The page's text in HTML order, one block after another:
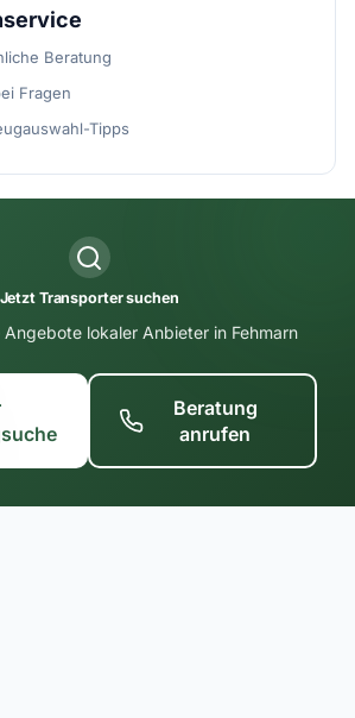
Beratung
Fragen
Tipps
Jetzt Transporter suchen
Angebote lokaler Anbieter in Fehmarn
Beratung
anrufen